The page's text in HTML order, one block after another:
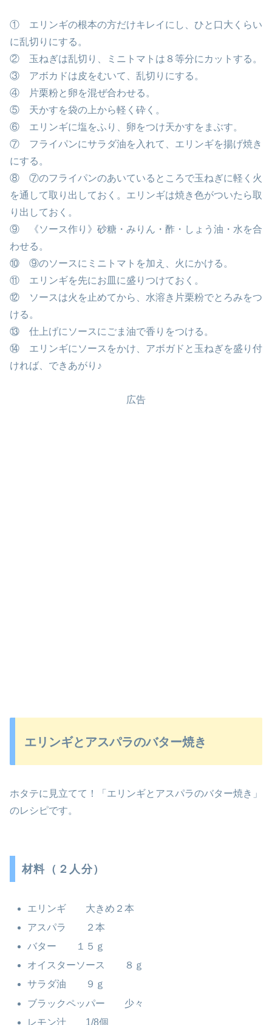
① エリンギの根本の方だけキレイにし、ひと口大くらい
に乱切りにする。
② 玉ねぎは乱切り、ミニトマトは８等分にカットする。
③ アボカドは皮をむいて、乱切りにする。
④ 片栗粉と卵を混ぜ合わせる。
⑤ 天かすを袋の上から軽く砕く。
⑥ エリンギに塩をふり、卵をつけ天かすをまぶす。
⑦ フライパンにサラダ油を入れて、エリンギを揚げ焼き
にする。
⑧ ⑦のフライパンのあいているところで玉ねぎに軽く火
を通して取り出しておく。エリンギは焼き色がついたら取
り出しておく。
⑨ 《ソース作り》砂糖・みりん・酢・しょう油・水を合
わせる。
⑩ ⑨のソースにミニトマトを加え、火にかける。
⑪ エリンギを先にお皿に盛りつけておく。
⑫ ソースは火を止めてから、水溶き片栗粉でとろみをつ
ける。
⑬ 仕上げにソースにごま油で香りをつける。
⑭ エリンギにソースをかけ、アボガドと玉ねぎを盛り付
ければ、できあがり♪
広告
エリンギとアスパラのバター焼き
ホタテに見立てて！「エリンギとアスパラのバター焼き」
のレシピです。
材料（２人分）
エリンギ 大きめ２本
アスパラ ２本
バター １５ｇ
オイスターソース ８ｇ
サラダ油 ９ｇ
ブラックペッパー 少々
レモン汁 1/8個